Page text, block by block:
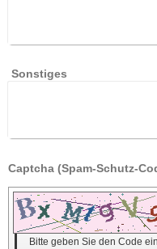
Sonstiges
Bitte geben Sie den Code ein